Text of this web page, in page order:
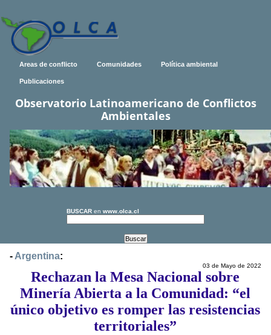
Areas de conflicto Comunidades Política ambiental
Publicaciones
Observatorio Latinoamericano de Conflictos
Ambientales
BUSCAR en www.olca.cl
- Argentina:
03 de Mayo de 2022
Rechazan la Mesa Nacional sobre
Minería Abierta a la Comunidad: “el
único objetivo es romper las resistencias
territoriales”